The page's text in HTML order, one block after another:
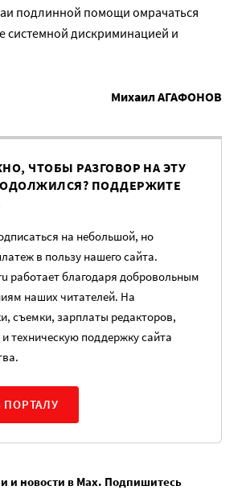
подлинной помощи омрачаться
системной дискриминацией и
Михаил АГАФОНОВ
ЧТОБЫ РАЗГОВОР НА ЭТУ
ПОДДЕРЖИТЕ
на небольшой, но
в пользу нашего сайта.
работает благодаря добровольным
наших читателей. На
съемки, зарплаты редакторов,
техническую поддержку сайта
и новости в Max. Подпишитесь